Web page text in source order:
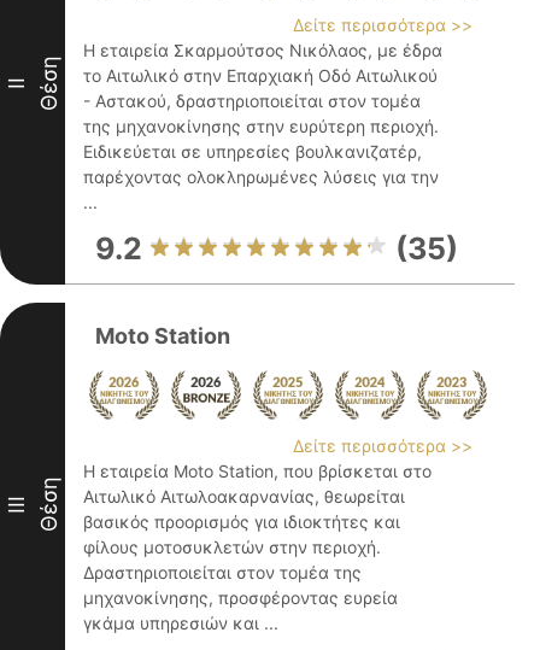
II Θέση
Δείτε περισσότερα >>
Η εταιρεία Σκαρμούτσος Νικόλαος, με έδρα
το Αιτωλικό στην Επαρχιακή Οδό Αιτωλικού
- Αστακού, δραστηριοποιείται στον τομέα
της μηχανοκίνησης στην ευρύτερη περιοχή.
Ειδικεύεται σε υπηρεσίες βουλκανιζατέρ,
παρέχοντας ολοκληρωμένες λύσεις για την
...
9.2 (35)
III Θέση
Moto Station
Δείτε περισσότερα >>
Η εταιρεία Moto Station, που βρίσκεται στο
Αιτωλικό Αιτωλοακαρνανίας, θεωρείται
βασικός προορισμός για ιδιοκτήτες και
φίλους μοτοσυκλετών στην περιοχή.
Δραστηριοποιείται στον τομέα της
μηχανοκίνησης, προσφέροντας ευρεία
γκάμα υπηρεσιών και ...